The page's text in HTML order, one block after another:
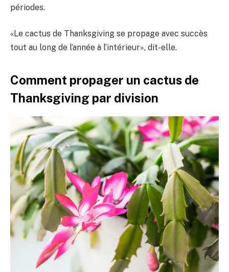
périodes.
«Le cactus de Thanksgiving se propage avec succès
tout au long de l’année à l’intérieur», dit-elle.
Comment propager un cactus de
Thanksgiving par division